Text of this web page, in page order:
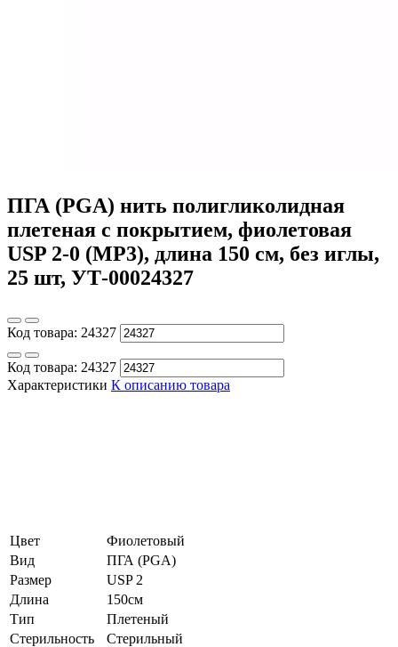
ПГА (PGA) нить полигликолидная
плетеная с покрытием, фиолетовая
USP 2-0 (MP3), длина 150 см, без иглы,
25 шт, УТ-00024327
Код товара: 24327
Код товара: 24327
Характеристики К описанию товара
Цвет
Фиолетовый
Вид
ПГА (PGA)
Размер
USP 2
Длина
150см
Тип
Плетеный
Стерильность
Стерильный